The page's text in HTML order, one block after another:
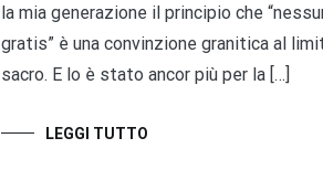
la mia generazione il principio che
gratis” è una convinzione granitica al
sacro. E lo è stato ancor più per la […]
LEGGI TUTTO